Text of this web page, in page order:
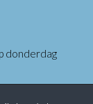
donderdag